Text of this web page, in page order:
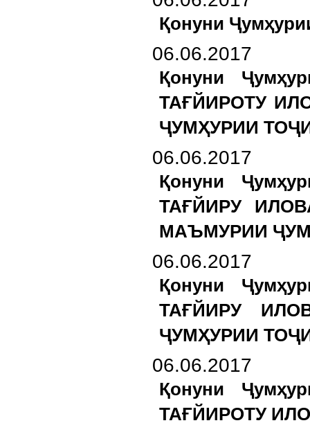
Қонуни
06.06.2017
Қонуни
ТАҒЙИРОТУ
ҶУМҲУРИИ
06.06.2017
Қонуни
ТАҒЙИРУ
МАЪМУРИИ
06.06.2017
Қонуни
ТАҒЙИРУ
ҶУМҲУРИИ
06.06.2017
Қонуни
ТАҒЙИРОТУ